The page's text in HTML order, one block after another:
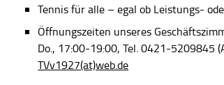
Tennis für alle – egal ob Leistungs-
Öffnungszeiten unseres
Do., 17:00-19:00, Tel. 0421-5209845
TVv1927(at)web.de